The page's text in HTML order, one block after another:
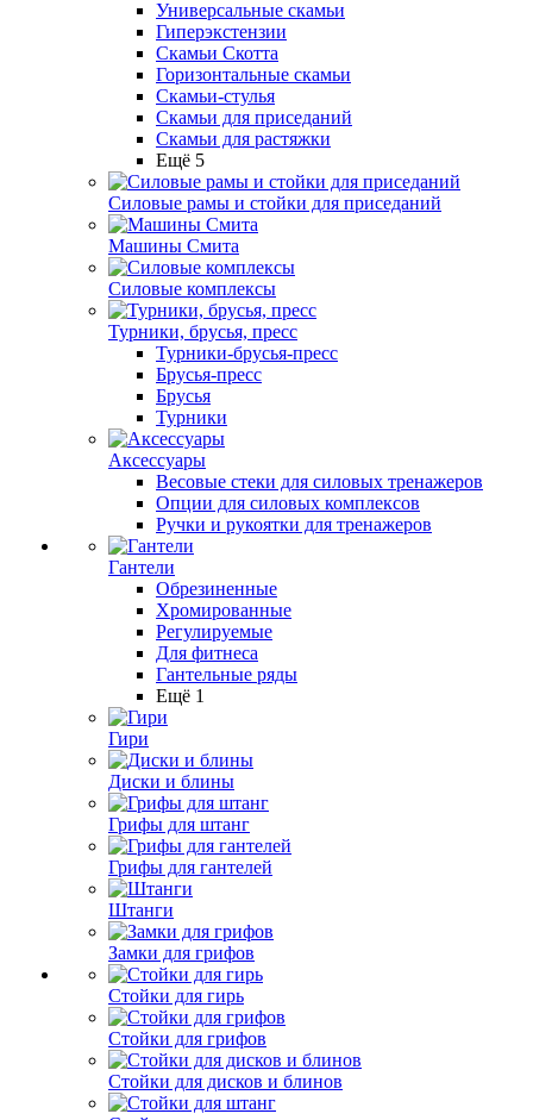
Универсальные скамьи
Гиперэкстензии
Скамьи Скотта
Горизонтальные скамьи
Скамьи-стулья
Скамьи для приседаний
Скамьи для растяжки
Ещё 5
Силовые рамы и стойки для приседаний
Машины Смита
Силовые комплексы
Турники, брусья, пресс
Турники-брусья-пресс
Брусья-пресс
Брусья
Турники
Аксессуары
Весовые стеки для силовых тренажеров
Опции для силовых комплексов
Ручки и рукоятки для тренажеров
Гантели
Обрезиненные
Хромированные
Регулируемые
Для фитнеса
Гантельные ряды
Ещё 1
Гири
Диски и блины
Грифы для штанг
Грифы для гантелей
Штанги
Замки для грифов
Стойки для гирь
Стойки для грифов
Стойки для дисков и блинов